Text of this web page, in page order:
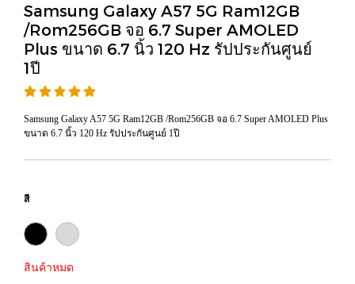
Samsung Galaxy A57 5G Ram12GB
/Rom256GB จอ 6.7 Super AMOLED
Plus ขนาด 6.7 นิ้ว 120 Hz รัปประกันศูนย์
1ปี
Samsung Galaxy A57 5G Ram12GB /Rom256GB จอ 6.7 Super AMOLED Plus
ขนาด 6.7 นิ้ว 120 Hz รัปประกันศูนย์ 1ปี
สี
สินค้าหมด